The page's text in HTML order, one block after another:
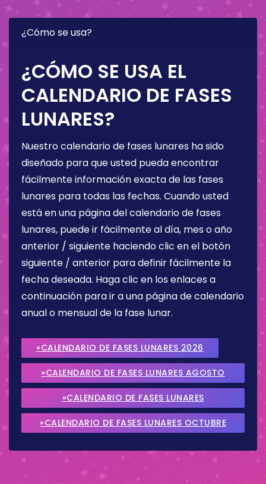
¿Cómo se usa?
¿CÓMO SE USA EL
CALENDARIO DE FASES
LUNARES?
Nuestro calendario de fases lunares ha sido
diseñado para que usted pueda encontrar
fácilmente información exacta de las fases
lunares para todas las fechas. Cuando usted
está en una página del calendario de fases
lunares, puede ir fácilmente al día, mes o año
anterior / siguiente haciendo clic en el botón
siguiente / anterior para definir fácilmente la
fecha deseada. Haga clic en los enlaces a
continuación para ir a una página de calendario
anual o mensual de la fase lunar.
»CALENDARIO DE FASES LUNARES 2026
»CALENDARIO DE FASES LUNARES AGOSTO
2026
»CALENDARIO DE FASES LUNARES
SEPTIEMBRE 2026
»CALENDARIO DE FASES LUNARES OCTUBRE